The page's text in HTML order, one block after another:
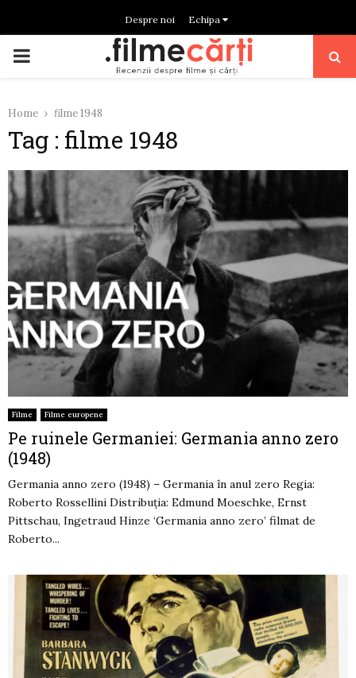
Despre noi Echipa
PRIMARY
Home filme 1948
Tag : filme 1948
Filme Filme europene
Pe ruinele Germaniei: Germania anno zero
(1948)
Germania anno zero (1948) – Germania în anul zero Regia:
Roberto Rossellini Distribuția: Edmund Moeschke, Ernst
Pittschau, Ingetraud Hinze ‘Germania anno zero’ filmat de
Roberto...